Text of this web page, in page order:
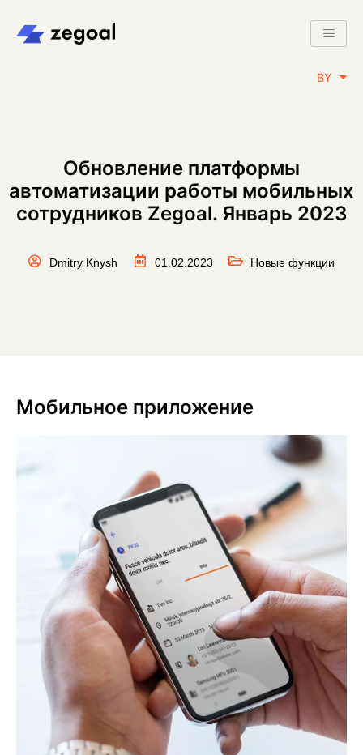
BY
EN
Обновление платформы
автоматизации работы мобильных
сотрудников Zegoal. Январь 2023
Dmitry Knysh 01.02.2023 Новые функции
Мобильное приложение